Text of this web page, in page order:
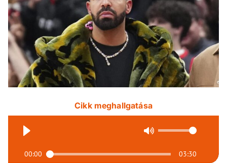
Cikk meghallgatása
00:00 03:30